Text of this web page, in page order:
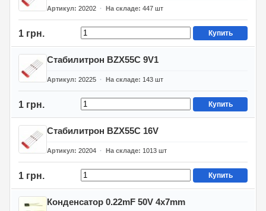
Артикул 20202 На складе 447 шт
1 грн. Купить
Стабилитрон BZX55C 9V1
Артикул 20225 На складе 143 шт
1 грн. Купить
Стабилитрон BZX55C 16V
Артикул 20204 На складе 1013 шт
1 грн. Купить
Конденсатор 0.22mF 50V 4x7mm